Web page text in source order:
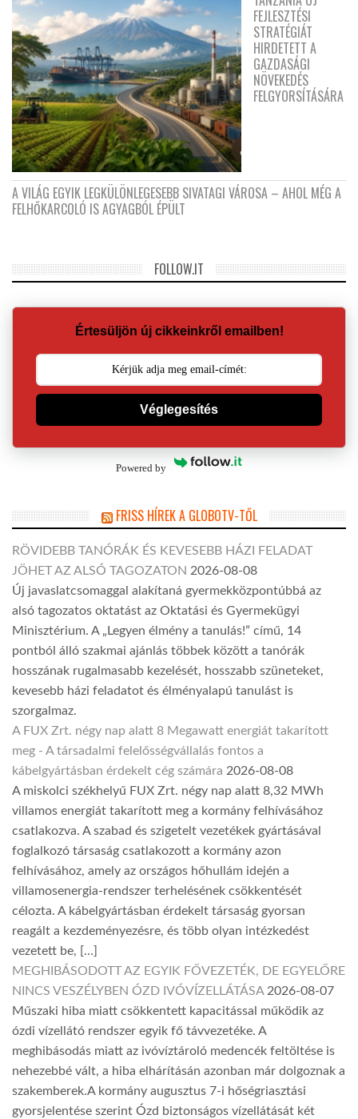
FEJLESZTÉSI
STRATÉGIÁT
HIRDETETT A
GAZDASÁGI
NÖVEKEDÉS
FELGYORSÍTÁSÁRA
A VILÁG EGYIK LEGKÜLÖNLEGESEBB SIVATAGI VÁROSA – AHOL MÉG A
FELHŐKARCOLÓ IS AGYAGBÓL ÉPÜLT
FOLLOW.IT
Értesüljön új cikkeinkről emailben!
Véglegesítés
Powered by
FRISS HÍREK A GLOBOTV-TŐL
RÖVIDEBB TANÓRÁK ÉS KEVESEBB HÁZI FELADAT
JÖHET AZ ALSÓ TAGOZATON 2026-08-08
Új javaslatcsomaggal alakítaná gyermekközpontúbbá az
alsó tagozatos oktatást az Oktatási és Gyermekügyi
Minisztérium. A „Legyen élmény a tanulás!” című, 14
pontból álló szakmai ajánlás többek között a tanórák
hosszának rugalmasabb kezelését, hosszabb szüneteket,
kevesebb házi feladatot és élményalapú tanulást is
szorgalmaz.
A FUX Zrt. négy nap alatt 8 Megawatt energiát takarított
meg - A társadalmi felelősségvállalás fontos a
kábelgyártásban érdekelt cég számára 2026-08-08
A miskolci székhelyű FUX Zrt. négy nap alatt 8,32 MWh
villamos energiát takarított meg a kormány felhívásához
csatlakozva. A szabad és szigetelt vezetékek gyártásával
foglalkozó társaság csatlakozott a kormány azon
felhívásához, amely az országos hőhullám idején a
villamosenergia-rendszer terhelésének csökkentését
célozta. A kábelgyártásban érdekelt társaság gyorsan
reagált a kezdeményezésre, és több olyan intézkedést
vezetett be, […]
MEGHIBÁSODOTT AZ EGYIK FŐVEZETÉK, DE EGYELŐRE
NINCS VESZÉLYBEN ÓZD IVÓVÍZELLÁTÁSA 2026-08-07
Műszaki hiba miatt csökkentett kapacitással működik az
ózdi vízellátó rendszer egyik fő távvezetéke. A
meghibásodás miatt az ivóvíztároló medencék feltöltése is
nehezebbé vált, a hiba elhárításán azonban már dolgoznak a
szakemberek.A kormány augusztus 7-i hőségriasztási
gyorsjelentése szerint Ózd biztonságos vízellátását két